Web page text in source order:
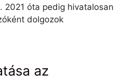
2021 óta pedig hivatalosan
dolgozok
az